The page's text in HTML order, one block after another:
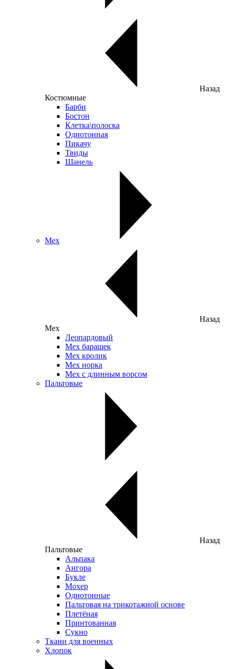
Назад
Костюмные
Барби
Бостон
Клетка\полоска
Однотонная
Пикачу
Твиды
Шанель
Мех
Назад
Мех
Леопардовый
Мех барашек
Мех кролик
Мех норка
Мех с длинным ворсом
Пальтовые
Назад
Пальтовые
Альпака
Ангора
Букле
Мохер
Однотонные
Пальтовая на трикотажной основе
Плетёная
Принтованная
Сукно
Ткани для военных
Хлопок